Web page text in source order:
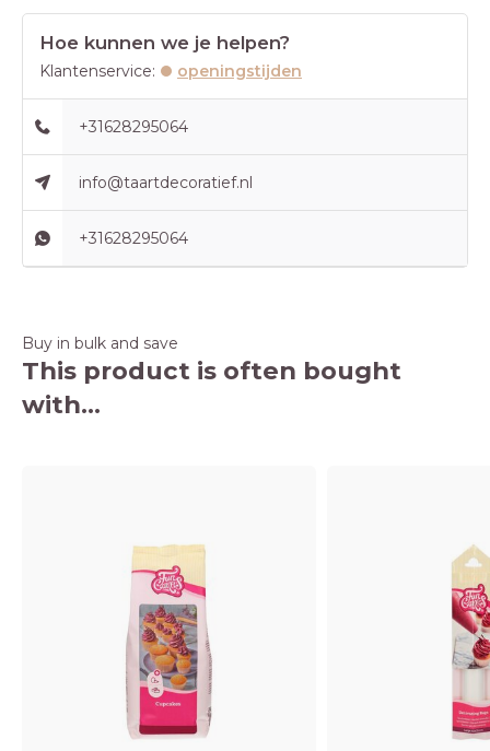
Hoe kunnen we je helpen?
Klantenservice: openingstijden
+31628295064
info@taartdecoratief.nl
+31628295064
Buy in bulk and save
This product is often bought
with...